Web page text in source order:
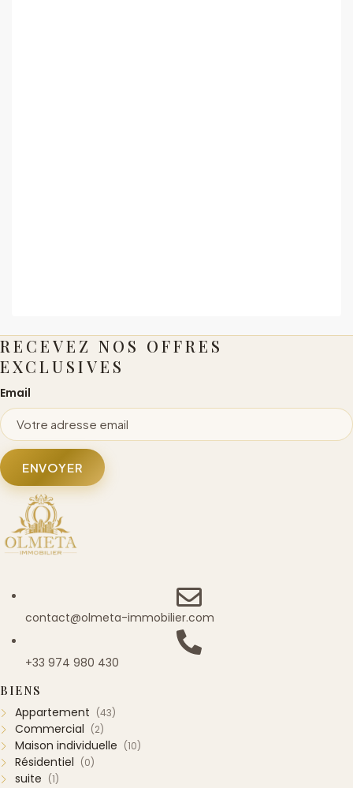
RECEVEZ NOS OFFRES
EXCLUSIVES
Email
ENVOYER
contact@olmeta-immobilier.com
+33 974 980 430
BIENS
Appartement (43)
Commercial (2)
Maison individuelle (10)
Résidentiel (0)
suite (1)